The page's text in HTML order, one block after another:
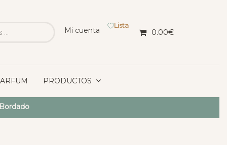
Mi cuenta
Lista
0.00€
PRODUCTOS